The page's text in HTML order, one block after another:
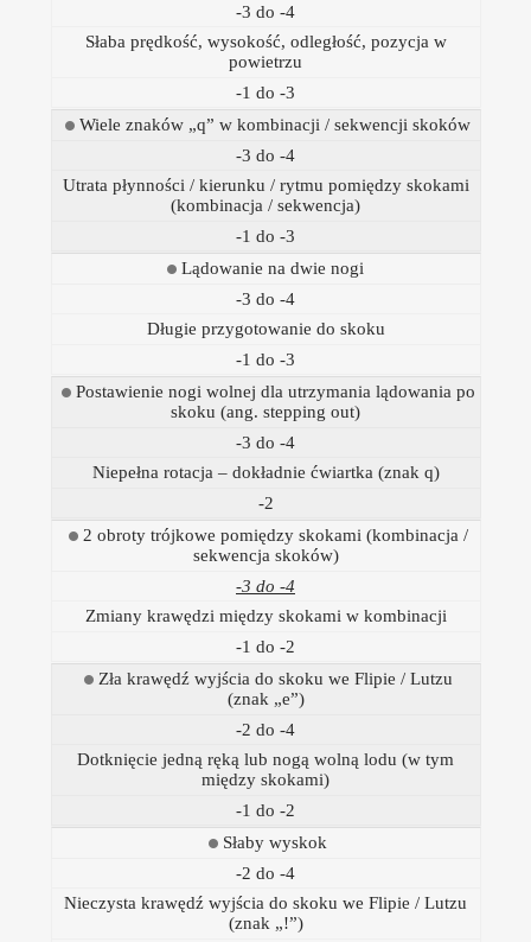
-3 do -4
Słaba prędkość, wysokość, odległość, pozycja w
powietrzu
-1 do -3
Wiele znaków „q” w kombinacji / sekwencji skoków
-3 do -4
Utrata płynności / kierunku / rytmu pomiędzy skokami
(kombinacja / sekwencja)
-1 do -3
Lądowanie na dwie nogi
-3 do -4
Długie przygotowanie do skoku
-1 do -3
Postawienie nogi wolnej dla utrzymania lądowania po
skoku (ang. stepping out)
-3 do -4
Niepełna rotacja – dokładnie ćwiartka (znak q)
-2
2 obroty trójkowe pomiędzy skokami (kombinacja /
sekwencja skoków)
-3 do -4
Zmiany krawędzi między skokami w kombinacji
-1 do -2
Zła krawędź wyjścia do skoku we Flipie / Lutzu
(znak „e”)
-2 do -4
Dotknięcie jedną ręką lub nogą wolną lodu (w tym
między skokami)
-1 do -2
Słaby wyskok
-2 do -4
Nieczysta krawędź wyjścia do skoku we Flipie / Lutzu
(znak „!”)